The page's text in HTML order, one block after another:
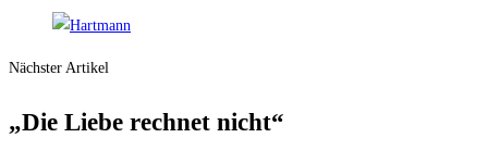
Nächster Artikel
„Die Lie­be rech­net nicht“